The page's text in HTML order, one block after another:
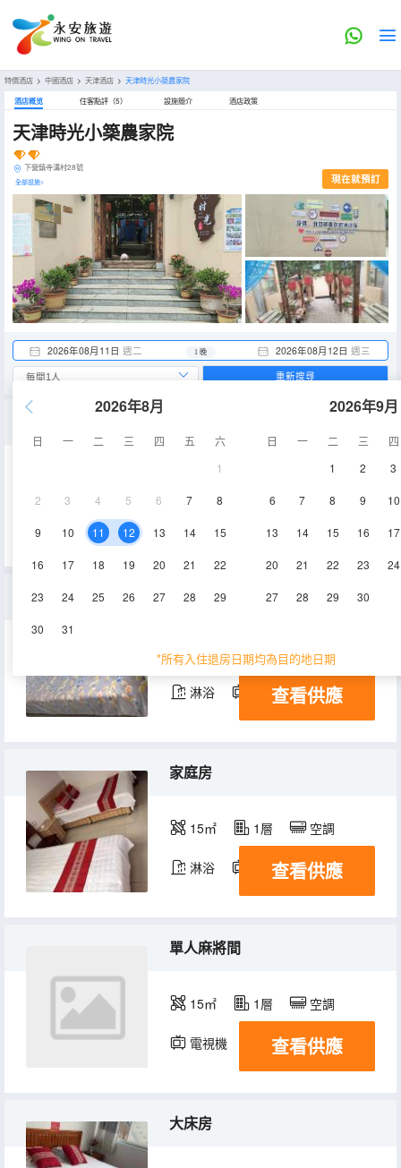
特價酒店 > 中國酒店 > 天津酒店 > 天津時光小築農家院
酒店概览 住客點評（5） 設施簡介 酒店政策
天津時光小築農家院
下營鎮寺溝村28號
全部設施> 現在就預訂
2026年08月11日 週二 2026年08月12日 週三
1 晚
2026年8月
日 一 二 三 四 五
六
1
2 3 4 5 6 7 8
9 10 11 12 13 14 15
16 17 18 19 20 21 22
23 24 25 26 27 28 29
30 31
2026年9月
日 一 二 三
四
1
2 3
6 7 8 9 10
13 14 15 16 17
20 21 22 23 24
27 28 29 30
*所有入住退房日期均為目的地日期
重新搜尋
空調
大通鋪四人間
15㎡ 1層 空調
淋浴 電視機
查看供應
家庭房
15㎡ 1層 空調
淋浴 電視機
查看供應
單人麻將間
15㎡ 1層 空調
電視機 查看供應
大床房